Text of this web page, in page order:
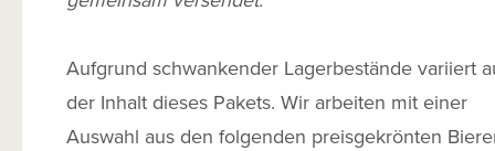
Aufgrund schwankender Lagerbestände variiert
der Inhalt dieses Pakets. Wir arbeiten mit einer
Auswahl aus den folgenden preisgekrönten